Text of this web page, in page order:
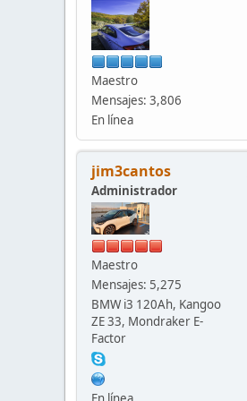
Maestro
Mensajes: 3,806
En línea
jim3cantos
Administrador
Maestro
Mensajes: 5,275
BMW i3 120Ah, Kangoo
ZE 33, Mondraker E-
Factor